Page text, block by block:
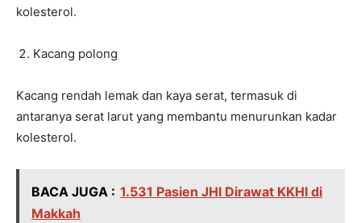
kolesterol.
Kacang polong
Kacang rendah lemak dan kaya serat, termasuk di
antaranya serat larut yang membantu menurunkan kadar
kolesterol.
BACA JUGA : 1.531 Pasien JHI Dirawat KKHI di
Makkah